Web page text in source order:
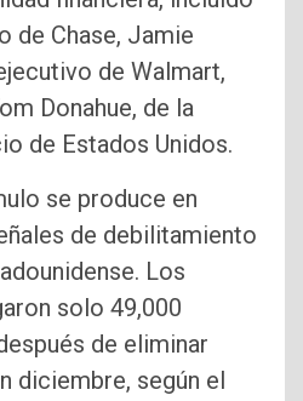
de Chase, Jamie
de Walmart,
Donahue, de la
de Estados Unidos.
se produce en
de debilitamiento
Los
solo 49,000
de eliminar
diciembre, según el